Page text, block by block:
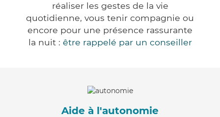
réaliser les gestes de la vie
quotidienne, vous tenir compagnie ou
encore pour une présence rassurante
la nuit : être rappelé par un conseiller
Aide à l'autonomie